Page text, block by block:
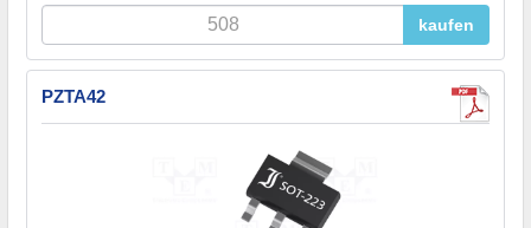
kaufen
PZTA42